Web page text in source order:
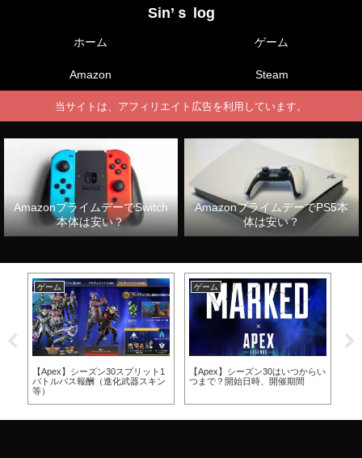
Sin’ｓ log
ホーム ゲーム
Amazon Steam
当サイトは、アフィリエイト広告を利用しています。
AmazonプライムデーでSwitch
本体は安い？
AmazonプライムデーでPS5本
体は安い？
ゲーム
【Apex】シーズン30スプリット1
バトルパス報酬（進化武器スキン
等）
ゲーム
【Apex】シーズン30はいつからい
つまで？開始日時、開催期間